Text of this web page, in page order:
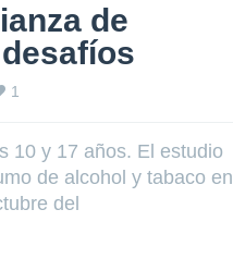
de
1
10 y 17 años. El estudio
de alcohol y tabaco en
del